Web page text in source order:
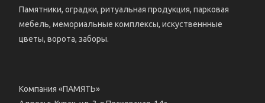
Памятники, оградки, ритуальная продукция, парковая
мебель, мемориальные комплексы, искуственнные
цветы, ворота, заборы.
Компания «ПАМЯТЬ»